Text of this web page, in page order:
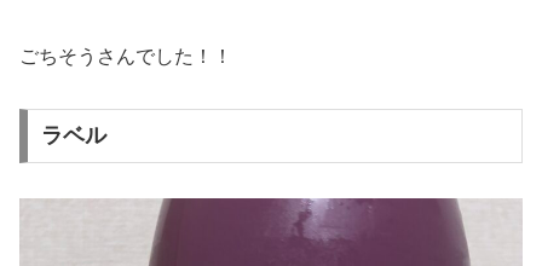
ごちそうさんでした！！
ラベル